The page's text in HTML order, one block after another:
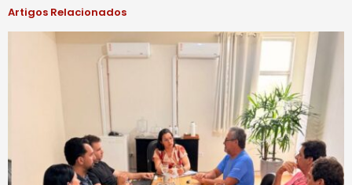
Artigos Relacionados